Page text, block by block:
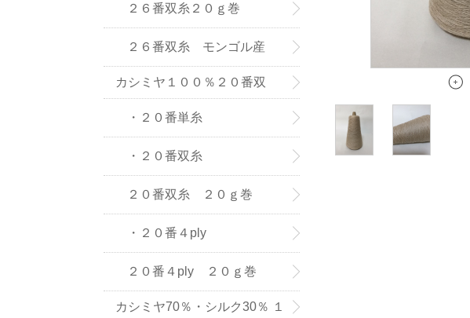
(株) の紡績糸
２６番双糸２０ｇ巻
２６番双糸 モンゴル産
カシミヤ１００％２０番双
糸・単糸
・２０番単糸
・２０番双糸
２０番双糸 ２０ｇ巻
・２０番４ply
２０番４ply ２０ｇ巻
カシミヤ70％・シルク30％ １